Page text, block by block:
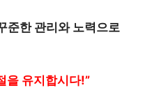
준한 관리와 노력으로
을 유지합시다!”